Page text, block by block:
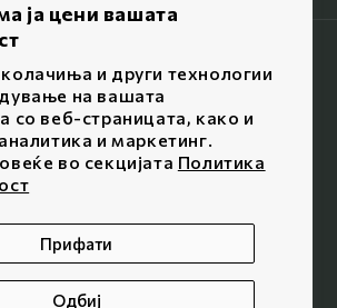
ја цени вашата
и други технологии
на вашата
со веб-страницата, како и
и маркетинг.
во секцијата Политика
Прифати
Одбиј
Македонски
Начини
плаќање